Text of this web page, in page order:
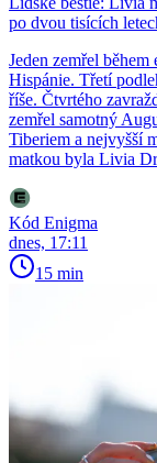
po dvou tisících
Jeden zemřel
Hispánie. Třetí
říše. Čtvrtého
zemřel samotný
Tiberiem a nejvyšší
matkou byla Livia
Kód Enigma
dnes, 17:11
15 min